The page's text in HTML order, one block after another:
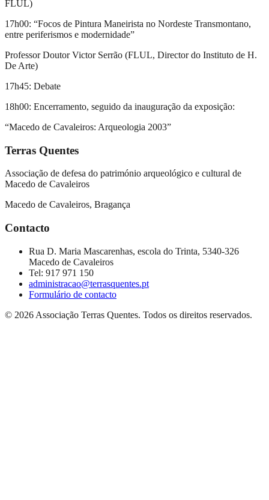
FLUL)
17h00: “Focos de Pintura Maneirista no Nordeste Transmontano,
entre periferismos e modernidade”
Professor Doutor Victor Serrão (FLUL, Director do Instituto de H.
De Arte)
17h45: Debate
18h00: Encerramento, seguido da inauguração da exposição:
“Macedo de Cavaleiros: Arqueologia 2003”
Terras Quentes
Associação de defesa do património arqueológico e cultural de
Macedo de Cavaleiros
Macedo de Cavaleiros, Bragança
Contacto
Rua D. Maria Mascarenhas, escola do Trinta, 5340-326
Macedo de Cavaleiros
Tel: 917 971 150
administracao@terrasquentes.pt
Formulário de contacto
© 2026 Associação Terras Quentes. Todos os direitos reservados.